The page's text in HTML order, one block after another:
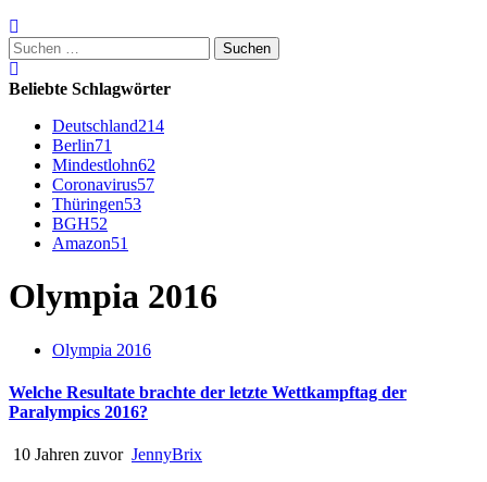
Suchen
nach:
Beliebte Schlagwörter
Deutschland214
Berlin71
Mindestlohn62
Coronavirus57
Thüringen53
BGH52
Amazon51
Olympia 2016
Olympia 2016
Welche Resultate brachte der letzte Wettkampftag der
Paralympics 2016?
10 Jahren zuvor JennyBrix